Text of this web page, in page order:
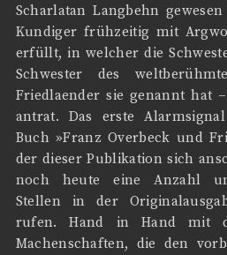
Scharlatan Langbehn
Kundiger frühzeitig mit
erfüllt, in welcher die
Schwester des
Friedlaender sie genannt hat
antrat. Das erste
Buch »Franz Overbeck und
der dieser Publikation sich
noch heute eine Anzahl
Stellen in der
rufen. Hand in Hand mit
Machenschaften, die den